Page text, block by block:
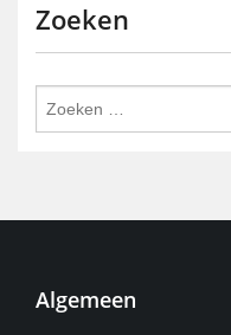
Zoeken
Algemeen